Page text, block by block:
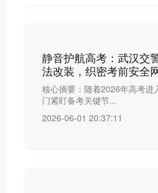
静音护航高考：武汉交
法改装，织密考前安全
核心摘要：随着2026年高考进
门紧盯备考关键节...
2026-06-01 20:37:11